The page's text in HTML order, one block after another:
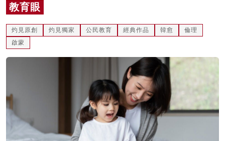
名家榜
灼見活動
關於我們
教育眼
灼見原創 灼見獨家 公民教育 經典作品 韓愈
倫理
啟蒙